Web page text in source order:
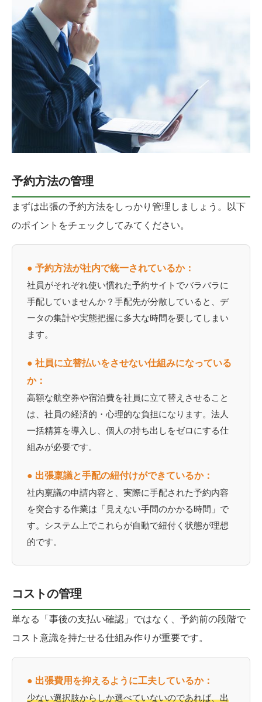
予約方法の管理
まずは出張の予約方法をしっかり管理しましょう。以下
のポイントをチェックしてみてください。
● 予約方法が社内で統一されているか：
社員がそれぞれ使い慣れた予約サイトでバラバラに
手配していませんか？手配先が分散していると、デ
ータの集計や実態把握に多大な時間を要してしまい
ます。
● 社員に立替払いをさせない仕組みになっている
か：
高額な航空券や宿泊費を社員に立て替えさせること
は、社員の経済的・心理的な負担になります。法人
一括精算を導入し、個人の持ち出しをゼロにする仕
組みが必要です。
● 出張稟議と手配の紐付けができているか：
社内稟議の申請内容と、実際に手配された予約内容
を突合する作業は「見えない手間のかかる時間」で
す。システム上でこれらが自動で紐付く状態が理想
的です。
コストの管理
単なる「事後の支払い確認」ではなく、予約前の段階で
コスト意識を持たせる仕組み作りが重要です。
● 出張費用を抑えるように工夫しているか：
少ない選択肢からしか選べていないのであれば、出